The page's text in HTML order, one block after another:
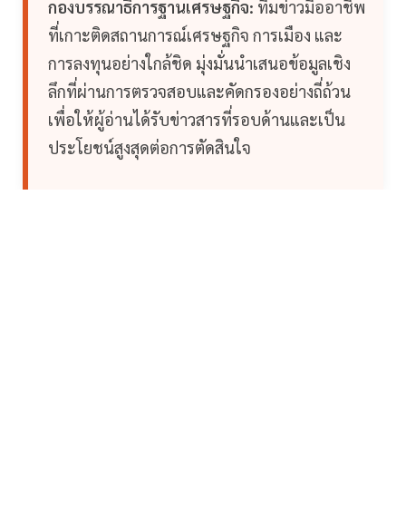
กองบรรณาธิการฐานเศรษฐกิจ: ทีมข่าวมืออาชีพ
ที่เกาะติดสถานการณ์เศรษฐกิจ การเมือง และ
การลงทุนอย่างใกล้ชิด มุ่งมั่นนำเสนอข้อมูลเชิง
ลึกที่ผ่านการตรวจสอบและคัดกรองอย่างถี่ถ้วน
เพื่อให้ผู้อ่านได้รับข่าวสารที่รอบด้านและเป็น
ประโยชน์สูงสุดต่อการตัดสินใจ